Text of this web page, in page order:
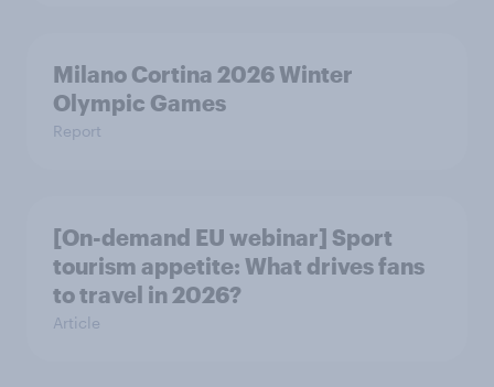
Milano Cortina​ 2026 Winter
Olympic Games​
Report
[On-demand EU webinar] Sport
tourism appetite: What drives fans
to travel in 2026?
Article